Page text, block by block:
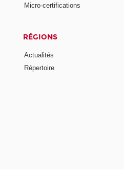
Micro-certifications
RÉGIONS
Actualités
Répertoire